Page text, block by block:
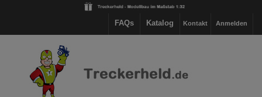
Anmelden
Kontakt
Katalog
FAQs